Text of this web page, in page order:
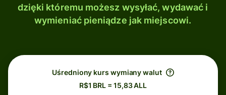
dzięki któremu możesz wysyłać, wydawać i
wymieniać pieniądze jak miejscowi.
Uśredniony kurs wymiany walut
R$1 BRL = 15,83 ALL